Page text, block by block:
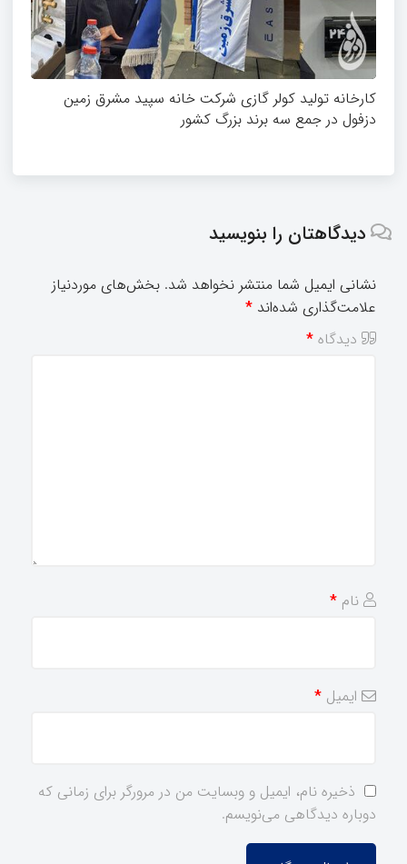
کارخانه تولید کولر گازی شرکت خانه سپید مشرق زمین
دزفول در جمع سه برند بزرگ کشور
دیدگاهتان را بنویسید
نشانی ایمیل شما منتشر نخواهد شد. بخش‌های موردنیاز
علامت‌گذاری شده‌اند *
دیدگاه *
نام *
ایمیل *
ذخیره نام، ایمیل و وبسایت من در مرورگر برای زمانی که
دوباره دیدگاهی می‌نویسم.